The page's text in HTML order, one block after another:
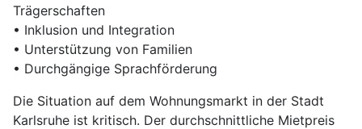
Trägerschaften
• Inklusion und Integration
• Unterstützung von Familien
• Durchgängige Sprachförderung
Die Situation auf dem Wohnungsmarkt in der Stadt
Karlsruhe ist kritisch. Der durchschnittliche Mietpreis